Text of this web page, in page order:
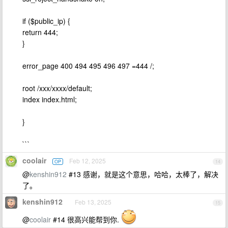
if ($public_ip) {
return 444;
}
error_page 400 494 495 496 497 =444 /;
root /xxx/xxxx/default;
index index.html;
}
```
14
coolair OP Feb 12, 2025
@kenshin912 #13 感谢，就是这个意思，哈哈，太棒了，解决
了。
15
kenshin912 Feb 13, 2025
@coolair #14 很高兴能帮到你.